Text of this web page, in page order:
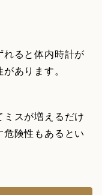
れると体内時計が
あります。
スが増えるだけ
険性もあるとい